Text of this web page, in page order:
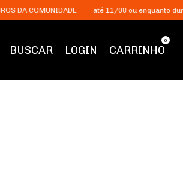
até 11/08 ou enquanto durar o
BUSCAR LOGIN CARRINHO
0